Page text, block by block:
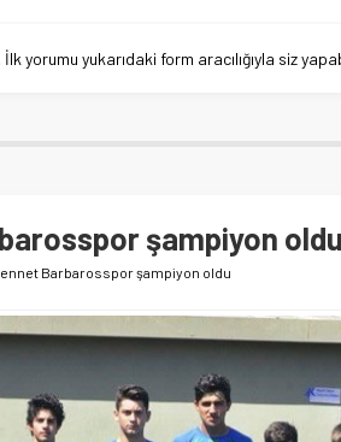
İlk yorumu yukarıdaki form aracılığıyla siz
şampiyon oldu
Barbarosspor şampiyon oldu